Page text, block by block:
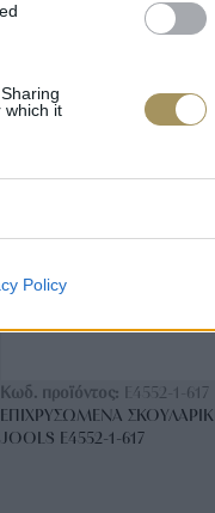
which it
Policy
Κωδ. προϊόντος: E4552-1-617
ΕΠΙΧΡΥΣΩΜΈΝΑ
JOOLS E4552-1-617